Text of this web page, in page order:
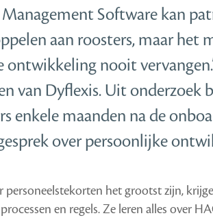
Software kan
aan roosters, maar het
ontwikkeling nooit
van Dyflexis. Uit onderzoek
enkele maanden na de
over persoonlijke
personeelstekorten het grootst zijn,
en regels. Ze leren alles over